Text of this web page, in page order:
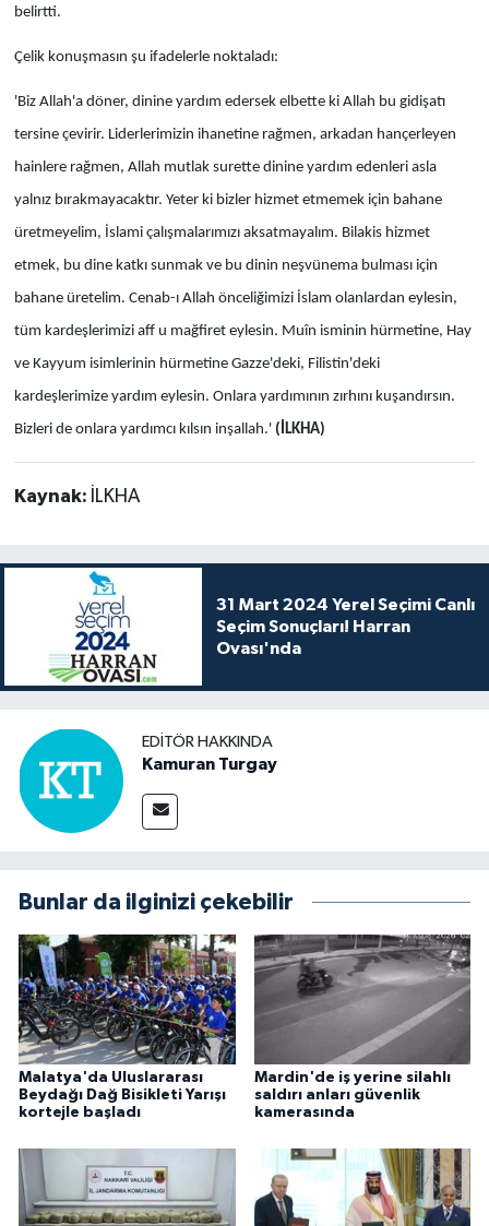
belirtti.
Çelik konuşmasın şu ifadelerle noktaladı:
'Biz Allah'a döner, dinine yardım edersek elbette ki Allah bu gidişatı
tersine çevirir. Liderlerimizin ihanetine rağmen, arkadan hançerleyen
hainlere rağmen, Allah mutlak surette dinine yardım edenleri asla
yalnız bırakmayacaktır. Yeter ki bizler hizmet etmemek için bahane
üretmeyelim, İslami çalışmalarımızı aksatmayalım. Bilakis hizmet
etmek, bu dine katkı sunmak ve bu dinin neşvünema bulması için
bahane üretelim. Cenab-ı Allah önceliğimizi İslam olanlardan eylesin,
tüm kardeşlerimizi aff u mağfiret eylesin. Muîn isminin hürmetine, Hay
ve Kayyum isimlerinin hürmetine Gazze'deki, Filistin'deki
kardeşlerimize yardım eylesin. Onlara yardımının zırhını kuşandırsın.
Bizleri de onlara yardımcı kılsın inşallah.' (İLKHA)
Kaynak: İLKHA
31 Mart 2024 Yerel Seçimi Canlı
Seçim Sonuçları! Harran
Ovası'nda
EDITÖR HAKKINDA
Kamuran Turgay
Bunlar da ilginizi çekebilir
Malatya'da Uluslararası
Beydağı Dağ Bisikleti Yarışı
kortejle başladı
Mardin'de iş yerine silahlı
saldırı anları güvenlik
kamerasında